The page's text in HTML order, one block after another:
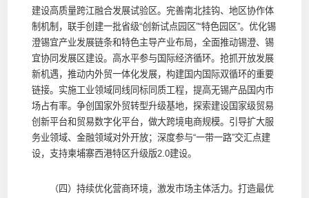
建设高质量跨江融合发展试验区。完善南北挂钩、地区协作体
制机制，联手创建一批省级“创新试点园区”“特色园区”。优化锡
澄锡宜产业发展链条和特色主导产业布局，全面推动锡澄、锡
宜协同发展区建设。高水平参与国际经济循环。抢抓开放发展
新机遇，推动内外贸一体化发展，构建国内国际双循环的重要
链接。实施工业领域同线同标同质工程，提高无锡产品国内市
场占有率。争创国家外贸转型升级基地，探索建设国家级贸易
创新平台和贸易数字化平台，做大跨境电商规模。引导扩大服
务业领域、金融领域对外开放；深度参与“一带一路”交汇点建
设，支持柬埔寨西港特区升级版2.0建设。
（四）持续优化营商环境，激发市场主体活力。打造最优